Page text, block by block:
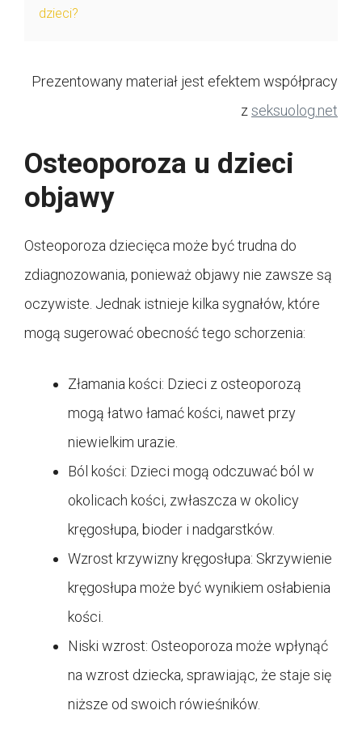
dzieci?
Prezentowany materiał jest efektem współpracy
z seksuolog.net
Osteoporoza u dzieci
objawy
Osteoporoza dziecięca może być trudna do
zdiagnozowania, ponieważ objawy nie zawsze są
oczywiste. Jednak istnieje kilka sygnałów, które
mogą sugerować obecność tego schorzenia:
Złamania kości: Dzieci z osteoporozą
mogą łatwo łamać kości, nawet przy
niewielkim urazie.
Ból kości: Dzieci mogą odczuwać ból w
okolicach kości, zwłaszcza w okolicy
kręgosłupa, bioder i nadgarstków.
Wzrost krzywizny kręgosłupa: Skrzywienie
kręgosłupa może być wynikiem osłabienia
kości.
Niski wzrost: Osteoporoza może wpłynąć
na wzrost dziecka, sprawiając, że staje się
niższe od swoich rówieśników.